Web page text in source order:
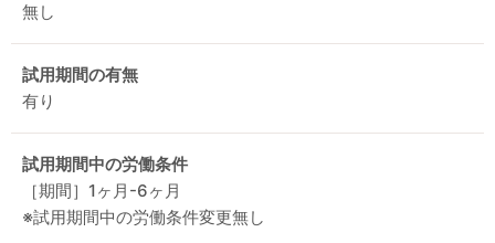
無し
試用期間の有無
有り
試用期間中の労働条件
［期間］1ヶ月-6ヶ月
※試用期間中の労働条件変更無し